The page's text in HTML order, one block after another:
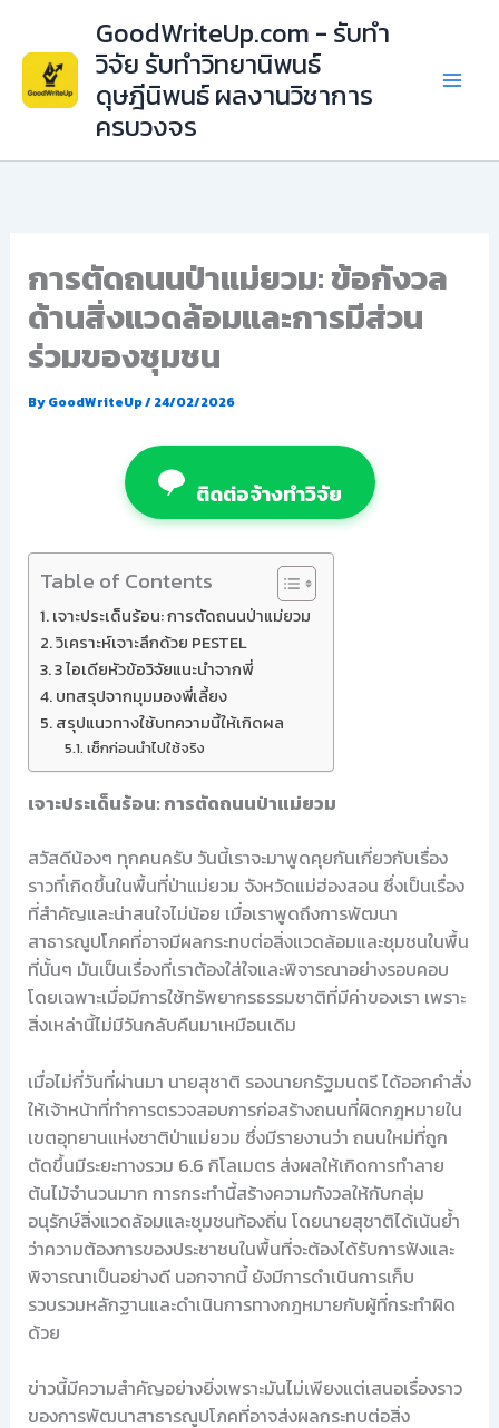
content
GoodWriteUp.com - รับทำ
วิจัย รับทำวิทยานิพนธ์
ดุษฎีนิพนธ์ ผลงานวิชาการ
ครบวงจร
การตัดถนนป่าแม่ยวม: ข้อกังวล
ด้านสิ่งแวดล้อมและการมีส่วน
ร่วมของชุมชน
ByGoodWriteUp/24/02/2026
ติดต่อจ้างทำวิจัย
Table of Contents
เจาะประเด็นร้อน: การตัดถนนป่าแม่ยวม
วิเคราะห์เจาะลึกด้วย PESTEL
3 ไอเดียหัวข้อวิจัยแนะนำจากพี่
บทสรุปจากมุมมองพี่เลี้ยง
สรุปแนวทางใช้บทความนี้ให้เกิดผล
เช็กก่อนนำไปใช้จริง
เจาะประเด็นร้อน: การตัดถนนป่าแม่ยวม
สวัสดีน้องๆ ทุกคนครับ วันนี้เราจะมาพูดคุยกันเกี่ยวกับเรื่อง
ราวที่เกิดขึ้นในพื้นที่ป่าแม่ยวม จังหวัดแม่ฮ่องสอน ซึ่งเป็นเรื่อง
ที่สำคัญและน่าสนใจไม่น้อย เมื่อเราพูดถึงการพัฒนา
สาธารณูปโภคที่อาจมีผลกระทบต่อสิ่งแวดล้อมและชุมชนในพื้น
ที่นั้นๆ มันเป็นเรื่องที่เราต้องใส่ใจและพิจารณาอย่างรอบคอบ
โดยเฉพาะเมื่อมีการใช้ทรัพยากรธรรมชาติที่มีค่าของเรา เพราะ
สิ่งเหล่านี้ไม่มีวันกลับคืนมาเหมือนเดิม
เมื่อไม่กี่วันที่ผ่านมา นายสุชาติ รองนายกรัฐมนตรี ได้ออกคำสั่ง
ให้เจ้าหน้าที่ทำการตรวจสอบการก่อสร้างถนนที่ผิดกฎหมายใน
เขตอุทยานแห่งชาติป่าแม่ยวม ซึ่งมีรายงานว่า ถนนใหม่ที่ถูก
ตัดขึ้นมีระยะทางรวม 6.6 กิโลเมตร ส่งผลให้เกิดการทำลาย
ต้นไม้จำนวนมาก การกระทำนี้สร้างความกังวลให้กับกลุ่ม
อนุรักษ์สิ่งแวดล้อมและชุมชนท้องถิ่น โดยนายสุชาติได้เน้นย้ำ
ว่าความต้องการของประชาชนในพื้นที่จะต้องได้รับการฟังและ
พิจารณาเป็นอย่างดี นอกจากนี้ ยังมีการดำเนินการเก็บ
รวบรวมหลักฐานและดำเนินการทางกฎหมายกับผู้ที่กระทำผิด
ด้วย
ข่าวนี้มีความสำคัญอย่างยิ่งเพราะมันไม่เพียงแต่เสนอเรื่องราว
ของการพัฒนาสาธารณูปโภคที่อาจส่งผลกระทบต่อสิ่ง